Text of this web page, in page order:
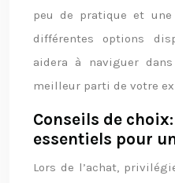
peu de pratique et une
différentes options
aidera à naviguer
meilleur parti de votre
Conseils de
essentiels pour
Lors de l’achat,